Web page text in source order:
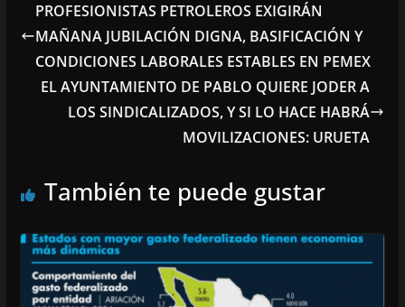
PROFESIONISTAS PETROLEROS EXIGIRÁN
MAÑANA JUBILACIÓN DIGNA, BASIFICACIÓN Y
CONDICIONES LABORALES ESTABLES EN PEMEX
EL AYUNTAMIENTO DE PABLO QUIERE JODER A
LOS SINDICALIZADOS, Y SI LO HACE HABRÁ
MOVILIZACIONES: URUETA
También te puede gustar